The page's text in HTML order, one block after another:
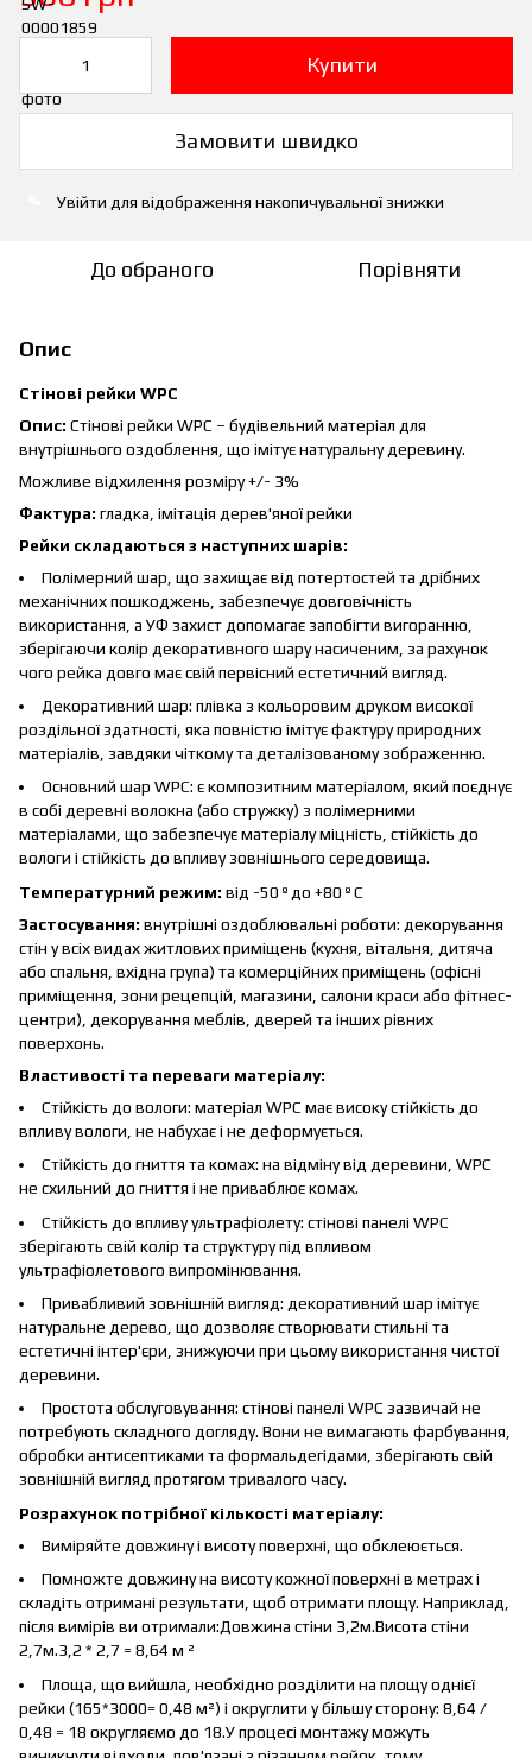
Купити
Замовити швидко
Увійти для відображення накопичувальної знижки
До обраного Порівняти
Опис
Стінові рейки WPC
Опис: Стінові рейки WPC – будівельний матеріал для
внутрішнього оздоблення, що імітує натуральну деревину.
Можливе відхилення розміру +/- 3%
Фактура: гладка, імітація дерев'яної рейки
Рейки складаються з наступних шарів:
Полімерний шар, що захищає від потертостей та дрібних
механічних пошкоджень, забезпечує довговічність
використання, а УФ захист допомагає запобігти вигоранню,
зберігаючи колір декоративного шару насиченим, за рахунок
чого рейка довго має свій первісний естетичний вигляд.
Декоративний шар: плівка з кольоровим друком високої
роздільної здатності, яка повністю імітує фактуру природних
матеріалів, завдяки чіткому та деталізованому зображенню.
Основний шар WPC: є композитним матеріалом, який поєднує
в собі деревні волокна (або стружку) з полімерними
матеріалами, що забезпечує матеріалу міцність, стійкість до
вологи і стійкість до впливу зовнішнього середовища.
Температурний режим: від -50 º до +80 º С
Застосування: внутрішні оздоблювальні роботи: декорування
стін у всіх видах житлових приміщень (кухня, вітальня, дитяча
або спальня, вхідна група) та комерційних приміщень (офісні
приміщення, зони рецепцій, магазини, салони краси або фітнес-
центри), декорування меблів, дверей та інших рівних
поверхонь.
Властивості та переваги матеріалу:
Стійкість до вологи: матеріал WPC має високу стійкість до
впливу вологи, не набухає і не деформується.
Стійкість до гниття та комах: на відміну від деревини, WPC
не схильний до гниття і не приваблює комах.
Стійкість до впливу ультрафіолету: стінові панелі WPC
зберігають свій колір та структуру під впливом
ультрафіолетового випромінювання.
Привабливий зовнішній вигляд: декоративний шар імітує
натуральне дерево, що дозволяє створювати стильні та
естетичні інтер'єри, знижуючи при цьому використання чистої
деревини.
Простота обслуговування: стінові панелі WPC зазвичай не
потребують складного догляду. Вони не вимагають фарбування,
обробки антисептиками та формальдегідами, зберігають свій
зовнішній вигляд протягом тривалого часу.
Розрахунок потрібної кількості матеріалу:
Виміряйте довжину і висоту поверхні, що обклеюється.
Помножте довжину на висоту кожної поверхні в метрах і
складіть отримані результати, щоб отримати площу. Наприклад,
після вимірів ви отримали:Довжина стіни 3,2м.Висота стіни
2,7м.3,2 * 2,7 = 8,64 м ²
Площа, що вийшла, необхідно розділити на площу однієї
рейки (165*3000= 0,48 м²) і округлити у більшу сторону: 8,64 /
0,48 = 18 округляємо до 18.У процесі монтажу можуть